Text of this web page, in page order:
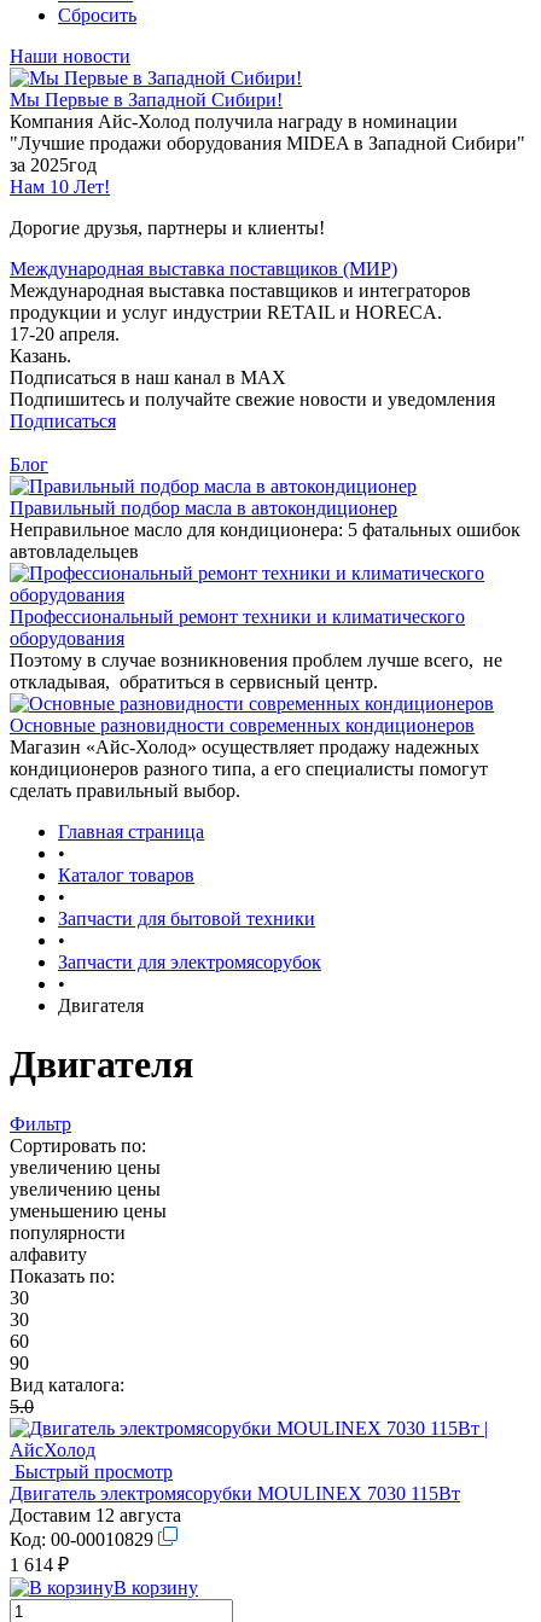
Сбросить
Наши новости
Мы Первые в Западной Сибири!
Компания Айс-Холод получила награду в номинации
"Лучшие продажи оборудования MIDEA в Западной Сибири"
за 2025год
Нам 10 Лет!
Дорогие друзья, партнеры и клиенты!
Международная выставка поставщиков (МИР)
Международная выставка поставщиков и интеграторов
продукции и услуг индустрии RETAIL и HORECA.
17-20 апреля.
Казань.
Подписаться в наш канал в MAX
Подпишитесь и получайте свежие новости и уведомления
Подписаться
Блог
Правильный подбор масла в автокондиционер
Неправильное масло для кондиционера: 5 фатальных ошибок
автовладельцев
Профессиональный ремонт техники и климатического
оборудования
Поэтому в случае возникновения проблем лучше всего, не
откладывая, обратиться в сервисный центр.
Основные разновидности современных кондиционеров
Магазин «Айс-Холод» осуществляет продажу надежных
кондиционеров разного типа, а его специалисты помогут
сделать правильный выбор.
Главная страница
•
Каталог товаров
•
Запчасти для бытовой техники
•
Запчасти для электромясорубок
•
Двигателя
Двигателя
Фильтр
Сортировать по:
увеличению цены
увеличению цены
уменьшению цены
популярности
алфавиту
Показать по:
30
30
60
90
Вид каталога:
5.0
Быстрый просмотр
Двигатель электромясорубки MOULINEX 7030 115Вт
Доставим 12 августа
Код: 00-00010829
1 614 ₽
В корзину